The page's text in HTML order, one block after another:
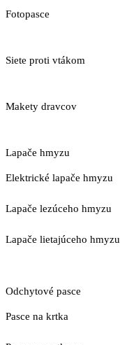
Fotopasce
Siete proti vtákom
Makety dravcov
Lapače hmyzu
Elektrické lapače hmyzu
Lapače lezúceho hmyzu
Lapače lietajúceho hmyzu
Odchytové pasce
Pasce na krtka